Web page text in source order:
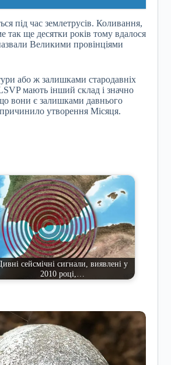
під час землетрусів. Коливання,
так ще десятки років тому вдалося
Великими провінціями
або ж залишками стародавніх
мають інший склад і значно
вони є залишками давнього
утворення Місяця.
сейсмічні сигнали, виявлені у
2010 році,…